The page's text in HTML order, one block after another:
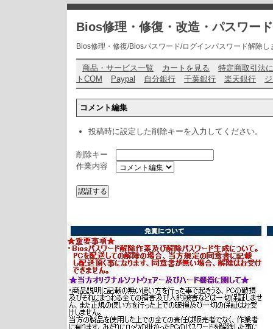
Bios修理・修復・改造・パスワー
Bios修理・修復/Biosパスワード/ログインパスワード解除
商品・サービス一覧 カートを見る
特定商取引法
トCOM
Paypal 自分銀行 千葉銀行 楽天銀行
コメント編集
投稿時に設定した削除キーを入力してください。
削除キー
作業内容